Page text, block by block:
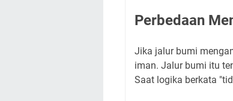
Perbedaan
Jika jalur bumi
iman. Jalur bumi itu
Saat logika berkata